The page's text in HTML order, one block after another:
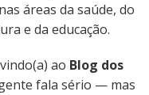
áreas da saúde, do
e da educação.
ao Blog dos
fala sério — mas